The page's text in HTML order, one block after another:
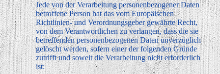
Jede von der Verarbeitung personenbezogener Daten
betroffene Person hat das vom Europäischen
Richtlinien- und Verordnungsgeber gewährte Recht,
von dem Verantwortlichen zu verlangen, dass die sie
betreffenden personenbezogenen Daten unverzüglich
gelöscht werden, sofern einer der folgenden Gründe
zutrifft und soweit die Verarbeitung nicht erforderlich
ist: